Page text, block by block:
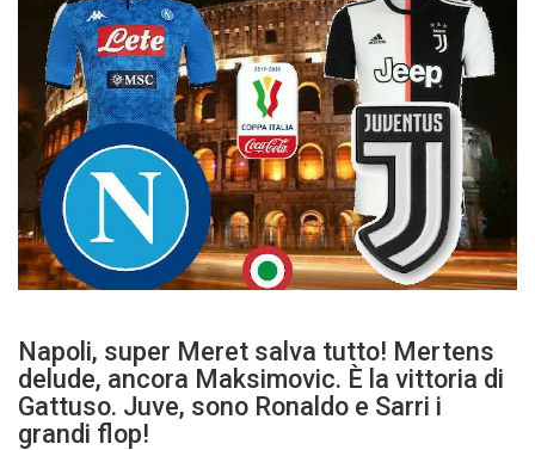
Napoli, super Meret salva tutto! Mertens
delude, ancora Maksimovic. È la vittoria di
Gattuso. Juve, sono Ronaldo e Sarri i
grandi flop!